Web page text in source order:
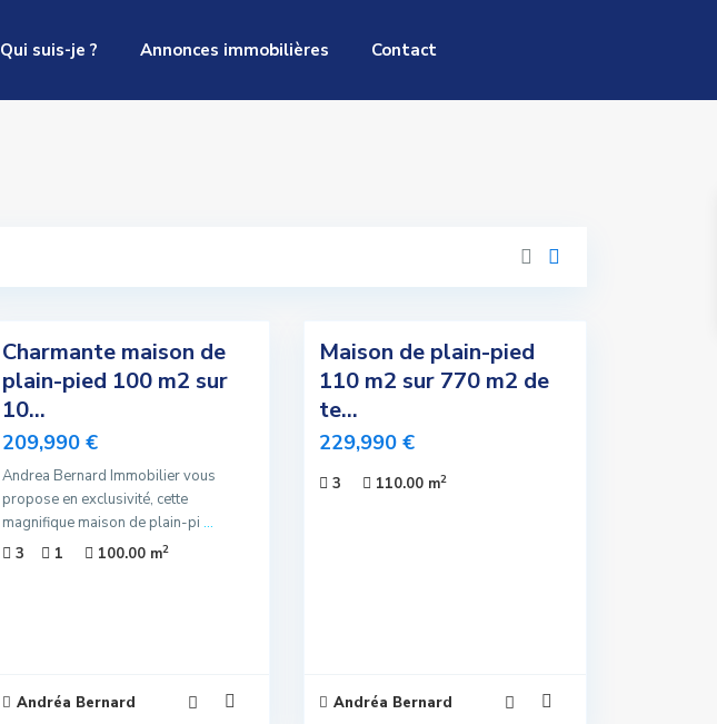
Qui suis-je ? Annonces immobilières Contact
8
Charmante maison de
plain-pied 100 m2 sur
10...
209,990 €
Andrea Bernard Immobilier vous
propose en exclusivité, cette
magnifique maison de plain-pi ...
3
1 100.00 m2
Andréa Bernard
5
Maison de plain-pied
110 m2 sur 770 m2 de
te...
229,990 €
3 110.00 m2
Andréa Bernard